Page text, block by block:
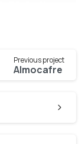
Previous project
Almocafre